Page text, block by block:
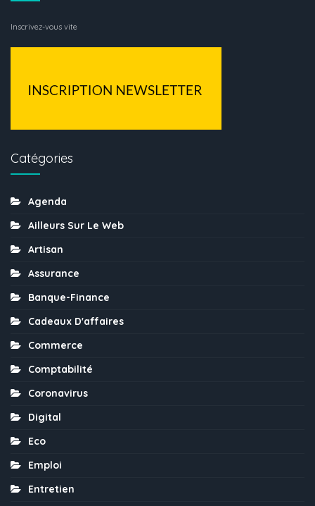
Inscrivez-vous vite
Catégories
Agenda
Ailleurs Sur Le Web
Artisan
Assurance
Banque-Finance
Cadeaux D'affaires
Commerce
Comptabilité
Coronavirus
Digital
Eco
Emploi
Entretien